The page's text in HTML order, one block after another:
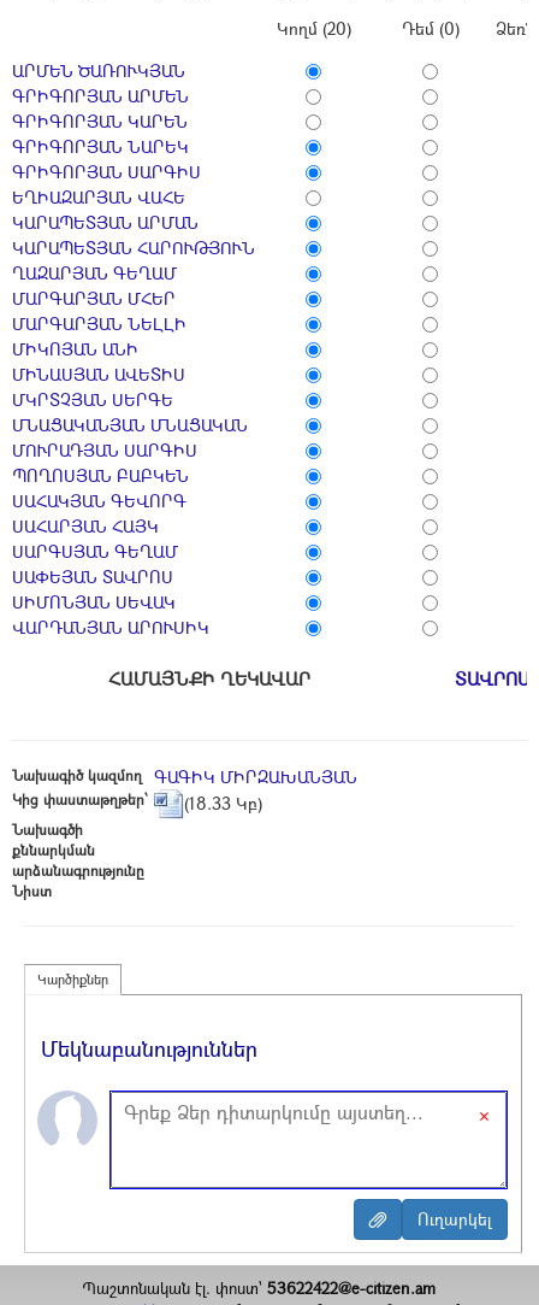
Կողմ (20) Դեմ (0)
ԱՐՄԵՆ ԾԱՌՈՒԿՅԱՆ
ԳՐԻԳՈՐՅԱՆ ԱՐՄԵՆ
ԳՐԻԳՈՐՅԱՆ ԿԱՐԵՆ
ԳՐԻԳՈՐՅԱՆ ՆԱՐԵԿ
ԳՐԻԳՈՐՅԱՆ ՍԱՐԳԻՍ
ԵՂԻԱԶԱՐՅԱՆ ՎԱՀԵ
ԿԱՐԱՊԵՏՅԱՆ ԱՐՄԱՆ
ԿԱՐԱՊԵՏՅԱՆ ՀԱՐՈՒԹՅՈՒՆ
ՂԱԶԱՐՅԱՆ ԳԵՂԱՄ
ՄԱՐԳԱՐՅԱՆ ՄՀԵՐ
ՄԱՐԳԱՐՅԱՆ ՆԵԼԼԻ
ՄԻԿՈՅԱՆ ԱՆԻ
ՄԻՆԱՍՅԱՆ ԱՎԵՏԻՍ
ՄԿՐՏՉՅԱՆ ՍԵՐԳԵ
ՄՆԱՑԱԿԱՆՅԱՆ ՄՆԱՑԱԿԱՆ
ՄՈՒՐԱԴՅԱՆ ՍԱՐԳԻՍ
ՊՈՂՈՍՅԱՆ ԲԱԲԿԵՆ
ՍԱՀԱԿՅԱՆ ԳԵՎՈՐԳ
ՍԱՀԱՐՅԱՆ ՀԱՅԿ
ՍԱՐԳՍՅԱՆ ԳԵՂԱՄ
ՍԱՓԵՅԱՆ ՏԱՎՐՈՍ
ՍԻՄՈՆՅԱՆ ՍԵՎԱԿ
ՎԱՐԴԱՆՅԱՆ ԱՐՈՒՍԻԿ
ՀԱՄԱՅՆՔԻ ՂԵԿԱՎԱՐ ՏԱՎՐՈՍ
Նախագիծ կազմող ԳԱԳԻԿ ՄԻՐԶԱԽԱՆՅԱՆ
Կից փաստաթղթեր՝ (18.33 Կբ)
Նախագծի
քննարկման
արձանագրությունը
Նիստ
Կարծիքներ
Մեկնաբանություններ
×
Պաշտոնական էլ. փոստ`53622422@e-citizen.am